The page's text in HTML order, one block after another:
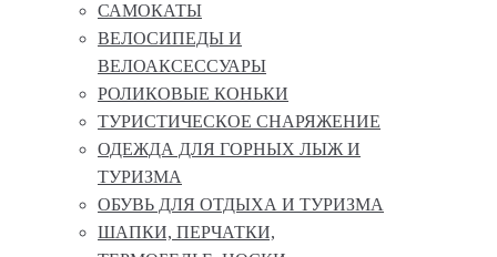
САМОКАТЫ
ВЕЛОСИПЕДЫ И
ВЕЛОАКСЕССУАРЫ
РОЛИКОВЫЕ КОНЬКИ
ТУРИСТИЧЕСКОЕ СНАРЯЖЕНИЕ
ОДЕЖДА ДЛЯ ГОРНЫХ ЛЫЖ И
ТУРИЗМА
ОБУВЬ ДЛЯ ОТДЫХА И ТУРИЗМА
ШАПКИ, ПЕРЧАТКИ,